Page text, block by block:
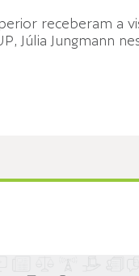
receberam a
Júlia Jungmann